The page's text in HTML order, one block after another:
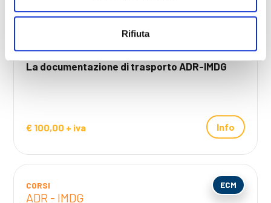
Rifiuta
online
La documentazione di trasporto ADR-IMDG
€ 100,00 + iva Info
CORSI
ADR - IMDG
ECM